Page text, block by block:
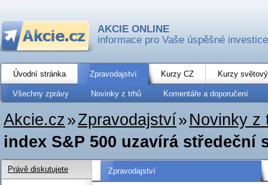
AKCIE ONLINE
informace pro Vaše úspěšné investice
Úvodní stránka Zpravodajství Kurzy CZ Kurzy
Všechny zprávy Novinky z trhů Komentáře a doporučení
Akcie.cz»Zpravodajství» Novinky z
index S&P 500 uzavírá středeční
Zpravodajství
Právě diskutujete